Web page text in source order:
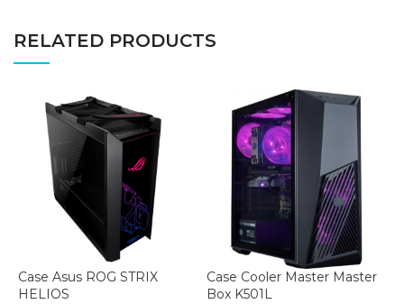
RELATED PRODUCTS
Case Asus ROG STRIX
HELIOS
Case Cooler Master Master
Box K501L